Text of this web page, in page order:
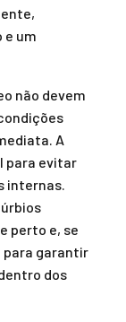
e um
não devem
A
para evitar
internas.
perto e, se
para garantir
dos